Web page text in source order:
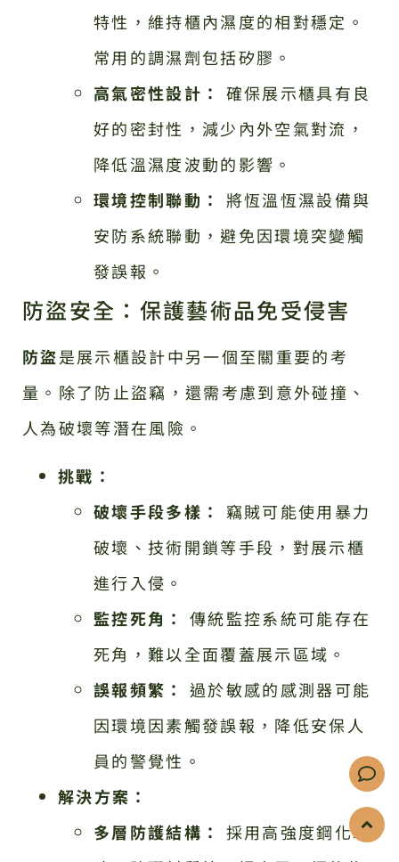
特性，維持櫃內濕度的相對穩定。
常用的調濕劑包括矽膠。
高氣密性設計：
確保展示櫃具有良
好的密封性，減少內外空氣對流，
降低溫濕度波動的影響。
環境控制聯動：
將恆溫恆濕設備與
安防系統聯動，避免因環境突變觸
發誤報。
防盜安全：保護藝術品免受侵害
防盜是展示櫃設計中另一個至關重要的考
量。除了防止盜竊，還需考慮到意外碰撞、
人為破壞等潛在風險。
挑戰：
破壞手段多樣：
竊賊可能使用暴力
破壞、技術開鎖等手段，對展示櫃
進行入侵。
監控死角：
傳統監控系統可能存在
死角，難以全面覆蓋展示區域。
誤報頻繁：
過於敏感的感測器可能
因環境因素觸發誤報，降低安保人
員的警覺性。
解決方案：
多層防護結構：
採用高強度鋼化玻